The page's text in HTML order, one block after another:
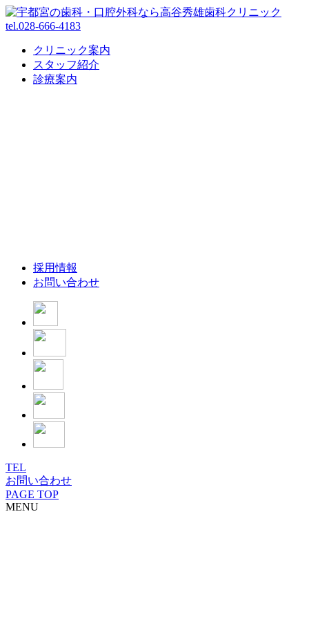
tel.028-666-4183
クリニック案内
スタッフ紹介
診療案内
採用情報
お問い合わせ
TEL
お問い合わせ
PAGE TOP
MENU